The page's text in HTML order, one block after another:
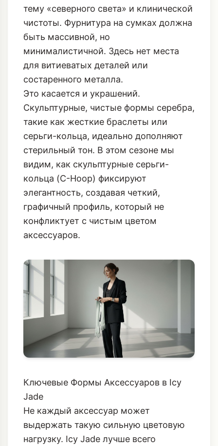
тему «северного света» и клинической
чистоты. Фурнитура на сумках должна
быть массивной, но
минималистичной. Здесь нет места
для витиеватых деталей или
состаренного металла.
Это касается и украшений.
Скульптурные, чистые формы серебра,
такие как жесткие браслеты или
серьги-кольца, идеально дополняют
стерильный тон. В этом сезоне мы
видим, как скульптурные серьги-
кольца (C-Hoop) фиксируют
элегантность, создавая четкий,
графичный профиль, который не
конфликтует с чистым цветом
аксессуаров.
Ключевые Формы Аксессуаров в Icy
Jade
Не каждый аксессуар может
выдержать такую сильную цветовую
нагрузку. Icy Jade лучше всего